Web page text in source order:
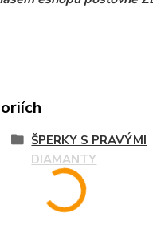
ŠPERKY S PRAVÝMI
DIAMANTY